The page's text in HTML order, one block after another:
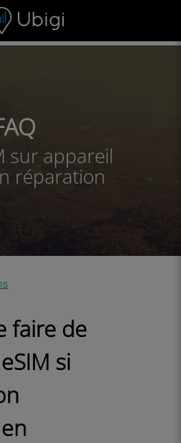
navigation
sur appareil
réparation
faire de
si